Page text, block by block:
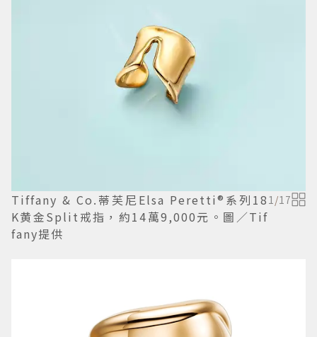
Tiffany & Co.蒂芙尼Elsa Peretti®系列18
K黄金Split戒指，約14萬9,000元。圖／Tif
fany提供
1 /17